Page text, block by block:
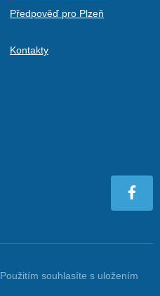
Předpověď pro Plzeň
Kontakty
Použitím souhlasíte s uložením